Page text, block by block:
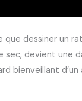
dessiner un
sec, devient une
bienveillant